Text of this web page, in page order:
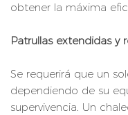
obtener la máxima
Patrullas extendidas y
Se requerirá que un
dependiendo de su
supervivencia. Un